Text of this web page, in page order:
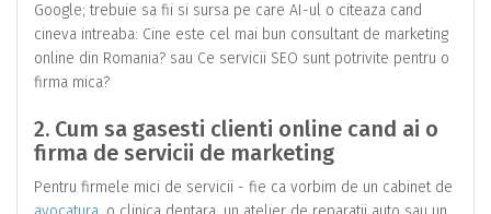
Google; trebuie sa fii si sursa pe care AI-ul o citeaza cand
cineva intreaba: Cine este cel mai bun consultant de marketing
online din Romania? sau Ce servicii SEO sunt potrivite pentru o
firma mica?
2. Cum sa gasesti clienti online cand ai o
firma de servicii de marketing
Pentru firmele mici de servicii - fie ca vorbim de un cabinet de